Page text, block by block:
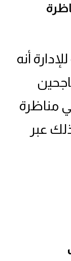
أنه
مناظرة
عبر